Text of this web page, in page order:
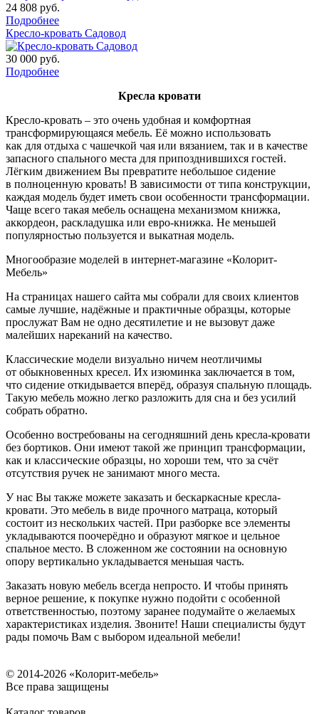
24 808 руб.
Подробнее
Кресло-кровать Садовод
30 000 руб.
Подробнее
Кресла кровати
Кресло-кровать – это очень удобная и комфортная
трансформирующаяся мебель. Её можно использовать
как для отдыха с чашечкой чая или вязанием, так и в качестве
запасного спального места для припозднившихся гостей.
Лёгким движением Вы превратите небольшое сидение
в полноценную кровать! В зависимости от типа конструкции,
каждая модель будет иметь свои особенности трансформации.
Чаще всего такая мебель оснащена механизмом книжка,
аккордеон, раскладушка или евро-книжка. Не меньшей
популярностью пользуется и выкатная модель.
Многообразие моделей в интернет-магазине «Колорит-
Мебель»
На страницах нашего сайта мы собрали для своих клиентов
самые лучшие, надёжные и практичные образцы, которые
прослужат Вам не одно десятилетие и не вызовут даже
малейших нареканий на качество.
Классические модели визуально ничем неотличимы
от обыкновенных кресел. Их изюминка заключается в том,
что сидение откидывается вперёд, образуя спальную площадь.
Такую мебель можно легко разложить для сна и без усилий
собрать обратно.
Особенно востребованы на сегодняшний день кресла-кровати
без бортиков. Они имеют такой же принцип трансформации,
как и классические образцы, но хороши тем, что за счёт
отсутствия ручек не занимают много места.
У нас Вы также можете заказать и бескаркасные кресла-
кровати. Это мебель в виде прочного матраца, который
состоит из нескольких частей. При разборке все элементы
укладываются поочерёдно и образуют мягкое и цельное
спальное место. В сложенном же состоянии на основную
опору вертикально укладывается меньшая часть.
Заказать новую мебель всегда непросто. И чтобы принять
верное решение, к покупке нужно подойти с особенной
ответственностью, поэтому заранее подумайте о желаемых
характеристиках изделия. Звоните! Наши специалисты будут
рады помочь Вам с выбором идеальной мебели!
© 2014-2026 «Колорит-мебель»
Все права защищены